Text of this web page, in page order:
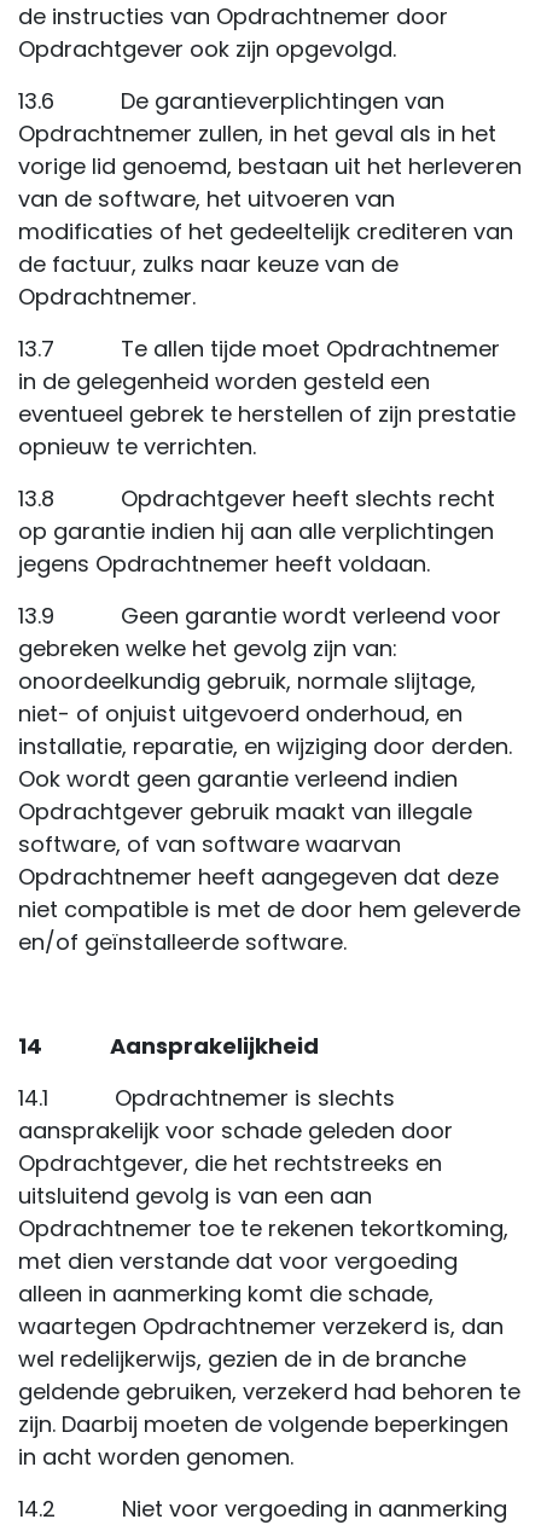
de instructies van Opdrachtnemer door
Opdrachtgever ook zijn opgevolgd.
13.6 De garantieverplichtingen van
Opdrachtnemer zullen, in het geval als in het
vorige lid genoemd, bestaan uit het herleveren
van de software, het uitvoeren van
modificaties of het gedeeltelijk crediteren van
de factuur, zulks naar keuze van de
Opdrachtnemer.
13.7 Te allen tijde moet Opdrachtnemer
in de gelegenheid worden gesteld een
eventueel gebrek te herstellen of zijn prestatie
opnieuw te verrichten.
13.8 Opdrachtgever heeft slechts recht
op garantie indien hij aan alle verplichtingen
jegens Opdrachtnemer heeft voldaan.
13.9 Geen garantie wordt verleend voor
gebreken welke het gevolg zijn van:
onoordeelkundig gebruik, normale slijtage,
niet- of onjuist uitgevoerd onderhoud, en
installatie, reparatie, en wijziging door derden.
Ook wordt geen garantie verleend indien
Opdrachtgever gebruik maakt van illegale
software, of van software waarvan
Opdrachtnemer heeft aangegeven dat deze
niet compatible is met de door hem geleverde
en/of geïnstalleerde software.
14 Aansprakelijkheid
14.1 Opdrachtnemer is slechts
aansprakelijk voor schade geleden door
Opdrachtgever, die het rechtstreeks en
uitsluitend gevolg is van een aan
Opdrachtnemer toe te rekenen tekortkoming,
met dien verstande dat voor vergoeding
alleen in aanmerking komt die schade,
waartegen Opdrachtnemer verzekerd is, dan
wel redelijkerwijs, gezien de in de branche
geldende gebruiken, verzekerd had behoren te
zijn. Daarbij moeten de volgende beperkingen
in acht worden genomen.
14.2 Niet voor vergoeding in aanmerking